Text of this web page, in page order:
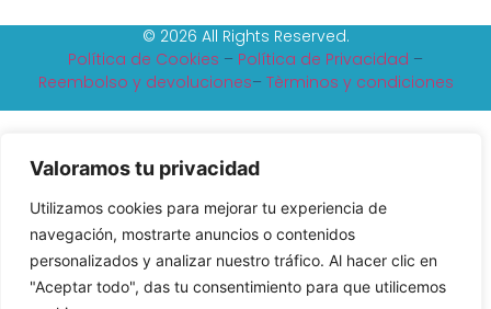
Valoramos tu privacidad
Utilizamos cookies para mejorar tu experiencia de
navegación, mostrarte anuncios o contenidos
personalizados y analizar nuestro tráfico. Al hacer clic en
"Aceptar todo", das tu consentimiento para que utilicemos
© 2026 All Rights Reserved.
Política de Cookies – Política de Privacidad –
Reembolso y devoluciones– Tèrminos y condiciones